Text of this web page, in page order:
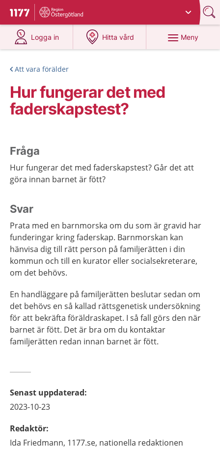
Till startsidan för 1177
Du har valt region
Logga in
på 1177.se
Hitta vård
på 1177.se
Meny
Att vara förälder
Hur fungerar det med
faderskapstest?
Fråga
Hur fungerar det med faderskapstest? Går det att
göra innan barnet är fött?
Svar
Prata med en barnmorska om du som är gravid har
funderingar kring faderskap. Barnmorskan kan
hänvisa dig till rätt person på familjerätten i din
kommun och till en kurator eller socialsekreterare,
om det behövs.
En handläggare på familjerätten beslutar sedan om
det behövs en så kallad rättsgenetisk undersökning
för att bekräfta föräldraskapet. I så fall görs den när
barnet är fött. Det är bra om du kontaktar
familjerätten redan innan barnet är fött.
Senast uppdaterad:
2023-10-23
Redaktör:
Ida Friedmann, 1177.se, nationella redaktionen